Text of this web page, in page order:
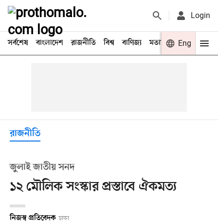
Login
সর্বশেষ বাংলাদেশ রাজনীতি বিশ্ব বাণিজ্য মতামত খেলা
Eng
রাজনীতি
জুলাই জাতীয় সনদ
১২ মৌলিক সংস্কার প্রস্তাবে ঐকমত্য
নিজস্ব প্রতিবেদক ঢাকা